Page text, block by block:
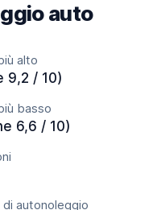
auto
alto
9,2 / 10)
basso
6,6 / 10)
autonoleggio